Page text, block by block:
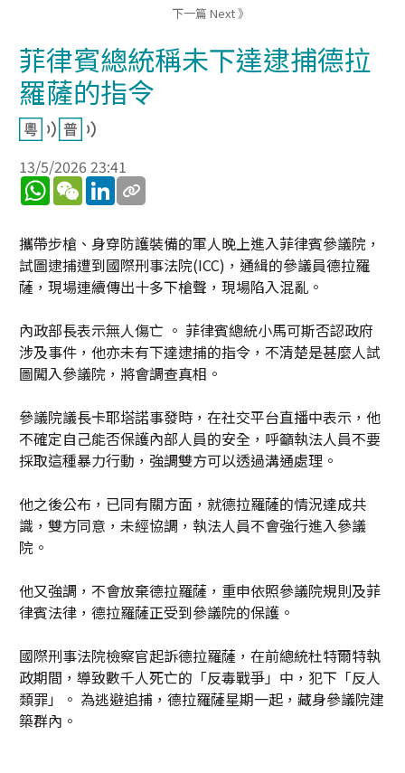
下一篇 Next 》
菲律賓總統稱未下達逮捕德拉
羅薩的指令
13/5/2026 23:41
WhatsApp
WeChatLinkedIn
攜帶步槍、身穿防護裝備的軍人晚上進入菲律賓參議院，
試圖逮捕遭到國際刑事法院(ICC)，通緝的參議員德拉羅
薩，現場連續傳出十多下槍聲，現場陷入混亂。
內政部長表示無人傷亡 。 菲律賓總統小馬可斯否認政府
涉及事件，他亦未有下達逮捕的指令，不清楚是甚麼人試
圖闖入參議院，將會調查真相。
參議院議長卡耶塔諾事發時，在社交平台直播中表示，他
不確定自己能否保護內部人員的安全，呼籲執法人員不要
採取這種暴力行動，強調雙方可以透過溝通處理。
他之後公布，已同有關方面，就德拉羅薩的情況達成共
識，雙方同意，未經協調，執法人員不會強行進入參議
院。
他又強調，不會放棄德拉羅薩，重申依照參議院規則及菲
律賓法律，德拉羅薩正受到參議院的保護。
國際刑事法院檢察官起訴德拉羅薩，在前總統杜特爾特執
政期間，導致數千人死亡的「反毒戰爭」中，犯下「反人
類罪」。 為逃避追捕，德拉羅薩星期一起，藏身參議院建
築群內。